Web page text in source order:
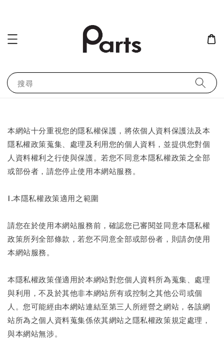
搜尋
本網站十分重視您的隱私權保護，將依個人資料保護法及本
隱私權政策蒐集、處理及利用您的個人資料，並提供您對個
人資料權利之行使與保護。若您不同意本隱私權政策之全部
或部份者，請您停止使用本網站服務。
1.本隱私權政策適用之範圍
請您在於使用本網站服務前，確認您已審閱並同意本隱私權
政策所列全部條款，若您不同意全部或部份者，則請勿使用
本網站服務。
本隱私權政策僅適用於本網站對您個人資料所為蒐集、處理
與利用，不及於其他非本網站所有或控制之其他公司或個
人。您可能經由本網站連結至第三人所經營之網站，各該網
站所為之個人資料蒐集係依其網站之隱私權政策規定處理，
與本網站無涉。